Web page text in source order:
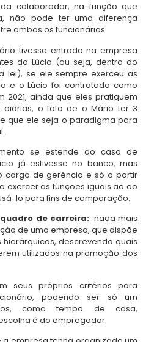
colaborador, na função que
não pode ter uma diferença
ambos os funcionários.
tivesse entrado na empresa
do Lúcio (ou seja, dentro do
lei), se ele sempre exerceu as
e o Lúcio foi contratado como
2021, ainda que eles pratiquem
diárias, o fato de o Mário ter 3
que ele seja o paradigma para
se estende ao caso de
já estivesse no banco, mas
cargo de gerência e só a partir
exercer as funções iguais ao do
lo para fins de comparação.
de carreira:nada mais
de uma empresa, que dispõe
descrevendo quais
utilizados na promoção dos
seus próprios critérios para
podendo ser só um
como tempo de casa,
é do empregador.